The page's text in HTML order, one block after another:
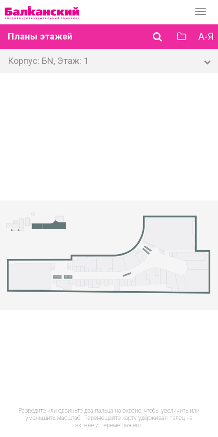
Планы этажей А-Я
Корпус: БN, Этаж: 1
Разведите или сдвиньте два пальца на экране, чтобы увеличить или
уменьшить масштаб. Перемещайте карту удерживая палец на
экране и перемещая его.